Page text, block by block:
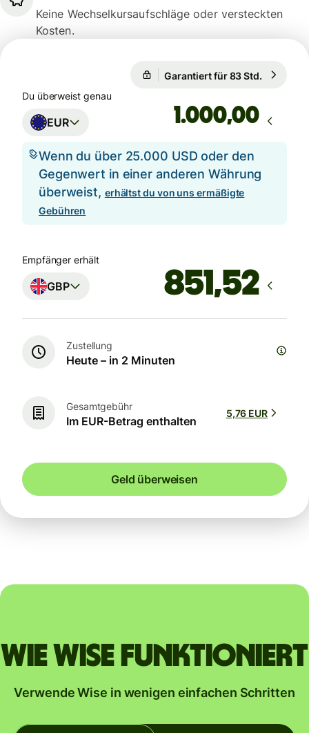
Keine Wechselkursaufschläge oder versteckten
Kosten.
Garantiert für 83 Std.
Du überweist genau
EUR ,00
Wenn du über 25.000 USD oder den
Gegenwert in einer anderen Währung
überweist, erhältst du von uns ermäßigte
Gebühren
Empfänger erhält
GBP
Zustellung
Heute – in 2 Minuten
Gesamtgebühr
Im EUR-Betrag enthalten
5,76 EUR
Geld überweisen
Wie Wise funktioniert
Verwende Wise in wenigen einfachen Schritten